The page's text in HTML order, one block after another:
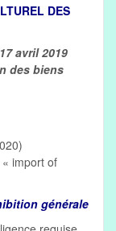
DES
avril 2019
des biens
import of
générale